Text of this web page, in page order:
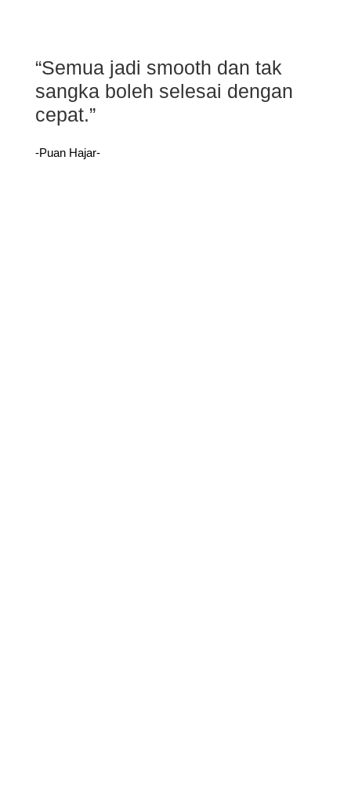
“Semua jadi smooth dan tak
sangka boleh selesai dengan
cepat.”
-Puan Hajar-